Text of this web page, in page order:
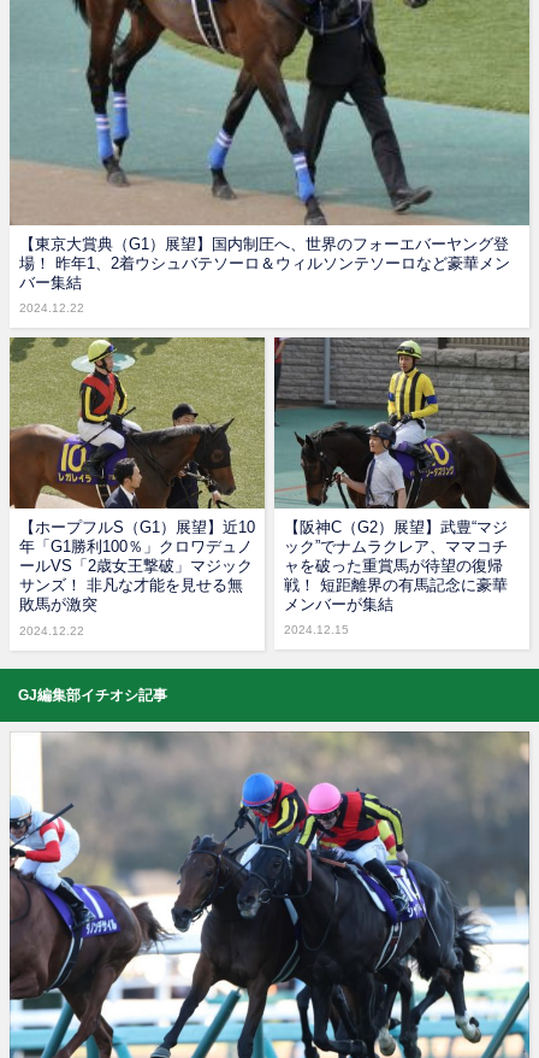
【東京大賞典（G1）展望】国内制圧へ、世界のフォーエバーヤング登
場！ 昨年1、2着ウシュバテソーロ＆ウィルソンテソーロなど豪華メン
バー集結
2024.12.22
【ホープフルS（G1）展望】近10
年「G1勝利100％」クロワデュノ
ールVS「2歳女王撃破」マジック
サンズ！ 非凡な才能を見せる無
敗馬が激突
2024.12.22
【阪神C（G2）展望】武豊“マジ
ック”でナムラクレア、ママコチ
ャを破った重賞馬が待望の復帰
戦！ 短距離界の有馬記念に豪華
メンバーが集結
2024.12.15
GJ編集部イチオシ記事